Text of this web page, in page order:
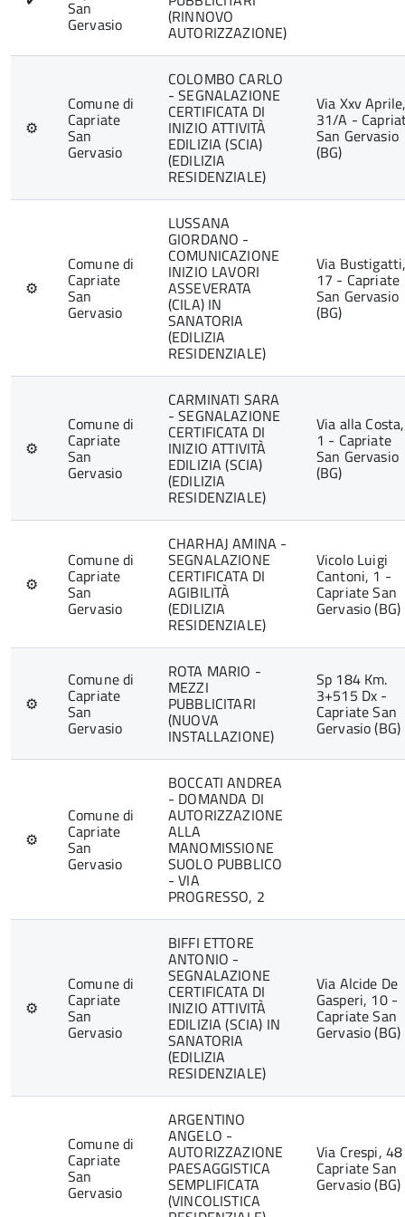
San
Gervasio (RINNOVO
AUTORIZZAZIONE)
⚙
Comune di
Capriate
San
Gervasio
COLOMBO CARLO
- SEGNALAZIONE
CERTIFICATA DI
INIZIO ATTIVITÀ
EDILIZIA (SCIA)
(EDILIZIA
RESIDENZIALE)
Via Xxv
31/A -
San Gervasio
(BG)
⚙
Comune di
Capriate
San
Gervasio
LUSSANA
GIORDANO -
COMUNICAZIONE
INIZIO LAVORI
ASSEVERATA
(CILA) IN
SANATORIA
(EDILIZIA
RESIDENZIALE)
Via
17 - Capriate
San Gervasio
(BG)
⚙
Comune di
Capriate
San
Gervasio
CARMINATI SARA
- SEGNALAZIONE
CERTIFICATA DI
INIZIO ATTIVITÀ
EDILIZIA (SCIA)
(EDILIZIA
RESIDENZIALE)
Via alla Costa,
1 - Capriate
San Gervasio
(BG)
⚙
Comune di
Capriate
San
Gervasio
CHARHAJ AMINA -
SEGNALAZIONE
CERTIFICATA DI
AGIBILITÀ
(EDILIZIA
RESIDENZIALE)
Vicolo Luigi
Cantoni, 1 -
Capriate San
Gervasio (BG)
⚙
Comune di
Capriate
San
Gervasio
ROTA MARIO -
MEZZI
PUBBLICITARI
(NUOVA
INSTALLAZIONE)
Sp 184 Km.
3+515 Dx -
Capriate San
Gervasio (BG)
⚙
Comune di
Capriate
San
Gervasio
BOCCATI ANDREA
- DOMANDA DI
AUTORIZZAZIONE
ALLA
MANOMISSIONE
SUOLO PUBBLICO
- VIA
PROGRESSO, 2
⚙
Comune di
Capriate
San
Gervasio
BIFFI ETTORE
ANTONIO -
SEGNALAZIONE
CERTIFICATA DI
INIZIO ATTIVITÀ
EDILIZIA (SCIA) IN
SANATORIA
(EDILIZIA
RESIDENZIALE)
Via Alcide De
Gasperi, 10 -
Capriate San
Gervasio (BG)
Comune di
Capriate
San
Gervasio
ARGENTINO
ANGELO -
AUTORIZZAZIONE
PAESAGGISTICA
SEMPLIFICATA
(VINCOLISTICA
Via Crespi,
Capriate San
Gervasio (BG)